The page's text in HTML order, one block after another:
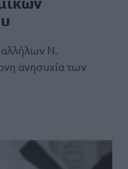
Ν.
ανησυχία των